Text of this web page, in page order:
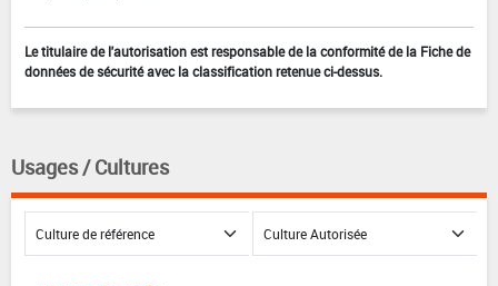
Le titulaire de l'autorisation est responsable de la conformité de la Fiche de
données de sécurité avec la classification retenue ci-dessus.
Usages / Cultures